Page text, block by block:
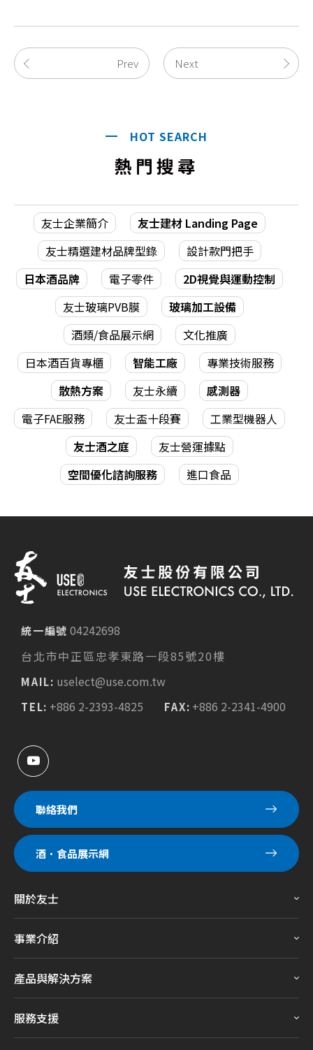
Prev Next
HOT SEARCH
熱門搜尋
友士企業簡介
友士建材 Landing Page
友士精選建材品牌型錄
設計款門把手
日本酒品牌
電子零件
2D視覺與運動控制
友士玻璃PVB膜
玻璃加工設備
酒類/食品展示網
文化推廣
日本酒百貨專櫃
智能工廠
專業技術服務
散熱方案
友士永續
感測器
電子FAE服務
友士盃十段賽
工業型機器人
友士酒之庭
友士營運據點
空間優化諮詢服務
進口食品
統一編號 04242698
台北市中正區忠孝東路一段85號20樓
MAIL: uselect@use.com.tw
TEL: +886 2-2393-4825 FAX: +886 2-2341-4900
聯絡我們
酒．食品展示網
關於友士
事業介紹
產品與解決方案
服務支援